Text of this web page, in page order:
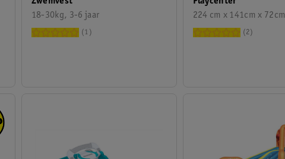
18-30kg, 3-6 jaar
1
224 cm x 141cm x 72cm
2